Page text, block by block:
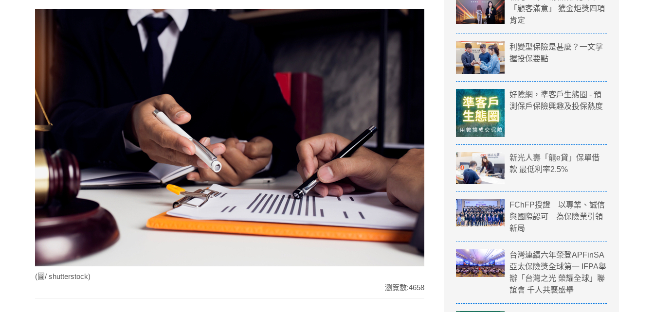
(圖/ shutterstock)
瀏覽數:4658
「顧客滿意」 獲金炬獎四項
肯定
利變型保險是甚麼？一文掌
握投保要點
好險網，準客戶生態圈 - 預
測保戶保險興趣及投保熱度
新光人壽「龍e貸」保單借
款 最低利率2.5%
FChFP授證 以專業、誠信
與國際認可 為保險業引領
新局
台灣連續六年榮登APFinSA
亞太保險獎全球第一 IFPA舉
辦「台灣之光 榮耀全球」聯
誼會 千人共襄盛舉